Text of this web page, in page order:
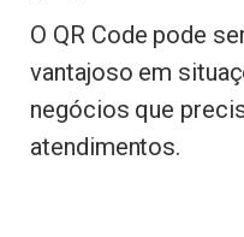
O QR Code pode
vantajoso em
negócios que
atendimentos.